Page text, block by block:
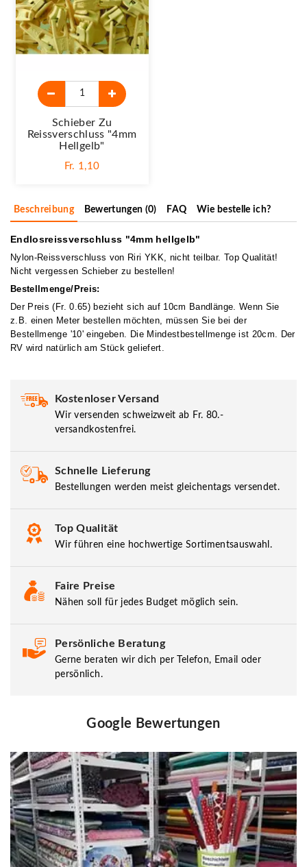
Schieber Zu
Reissverschluss "4mm
Hellgelb"
Fr. 1,10
Beschreibung Bewertungen (0) FAQ Wie bestelle ich?
Endlosreissverschluss "4mm hellgelb"
Nylon-Reissverschluss von Riri YKK, nicht teilbar. Top Qualität!
Nicht vergessen Schieber zu bestellen!
Bestellmenge/Preis:
Der Preis (Fr. 0.65) bezieht sich auf 10cm Bandlänge. Wenn Sie
z.B. einen Meter bestellen möchten, müssen Sie bei der
Bestellmenge '10' eingeben. Die Mindestbestellmenge ist 20cm. Der
RV wird natürlich am Stück geliefert.
Kostenloser Versand
Wir versenden schweizweit ab Fr. 80.-
versandkostenfrei.
Schnelle Lieferung
Bestellungen werden meist gleichentags versendet.
Top Qualität
Wir führen eine hochwertige Sortimentsauswahl.
Faire Preise
Nähen soll für jedes Budget möglich sein.
Persönliche Beratung
Gerne beraten wir dich per Telefon, Email oder
persönlich.
Google Bewertungen